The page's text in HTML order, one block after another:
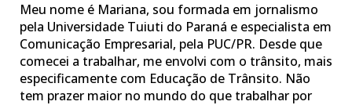
Meu nome é Mariana, sou formada em jornalismo
pela Universidade Tuiuti do Paraná e especialista em
Comunicação Empresarial, pela PUC/PR. Desde que
comecei a trabalhar, me envolvi com o trânsito, mais
especificamente com Educação de Trânsito. Não
tem prazer maior no mundo do que trabalhar por